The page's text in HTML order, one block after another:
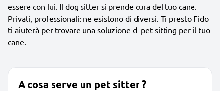
essere con lui. Il dog sitter si prende cura del tuo cane.
Privati, professionali: ne esistono di diversi. Ti presto Fido
ti aiuterà per trovare una soluzione di pet sitting per il tuo
cane.
A cosa serve un pet sitter ?